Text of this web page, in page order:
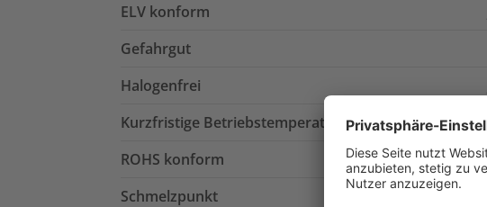
ELV konform
Gefahrgut
Halogenfrei
Kurzfristige Betriebstemperatur
ROHS konform
Schmelzpunkt